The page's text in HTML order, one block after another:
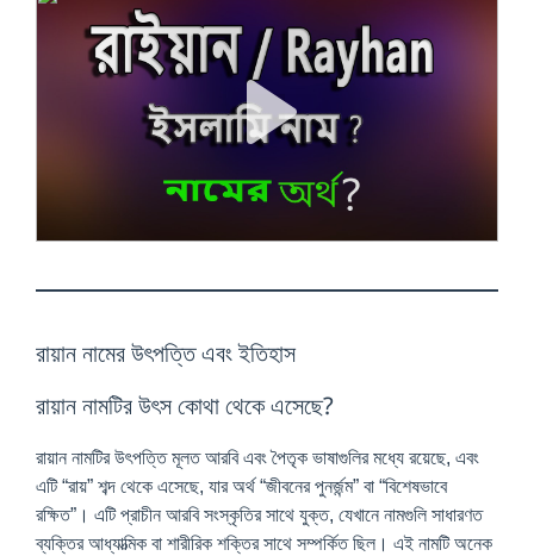
P
রায়ান নামের উৎপত্তি এবং ইতিহাস
রায়ান নামটির উৎস কোথা থেকে এসেছে?
রায়ান নামটির উৎপত্তি মূলত আরবি এবং পৈতৃক ভাষাগুলির মধ্যে রয়েছে, এবং
এটি “রায়” শব্দ থেকে এসেছে, যার অর্থ “জীবনের পুনর্জন্ম” বা “বিশেষভাবে
রক্ষিত”। এটি প্রাচীন আরবি সংস্কৃতির সাথে যুক্ত, যেখানে নামগুলি সাধারণত
ব্যক্তির আধ্যাত্মিক বা শারীরিক শক্তির সাথে সম্পর্কিত ছিল। এই নামটি অনেক